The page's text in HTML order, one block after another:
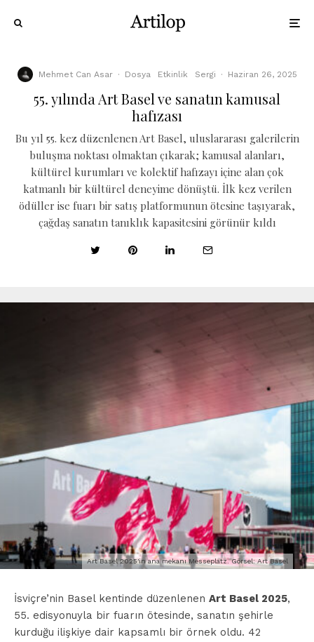
Mehmet Can Asar · Dosya Etkinlik Sergi · Haziran 26, 2025
55. yılında Art Basel ve sanatın kamusal
hafızası
Bu yıl 55. kez düzenlenen Art Basel, uluslararası galerilerin
buluşma noktası olmaktan çıkarak; kamusal alanları,
kültürel kurumları ve kolektif hafızayı içine alan çok
katmanlı bir kültürel deneyime dönüştü. İlk kez verilen
ödüller ise fuarı bir satış platformunun ötesine taşıyarak,
çağdaş sanatın tanıklık kapasitesini görünür kıldı
Art Basel 2025'in ana mekanı Messeplatz. Görsel: Art Basel
İsviçre’nin Basel kentinde düzenlenen Art Basel 2025,
55. edisyonuyla bir fuarın ötesinde, sanatın şehirle
kurduğu ilişkiye dair kapsamlı bir örnek oldu. 42